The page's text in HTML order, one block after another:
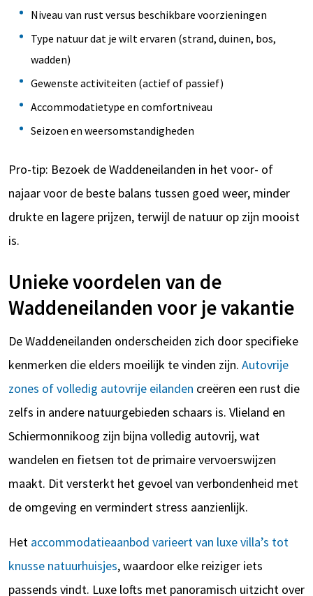
Niveau van rust versus beschikbare voorzieningen
Type natuur dat je wilt ervaren (strand, duinen, bos,
wadden)
Gewenste activiteiten (actief of passief)
Accommodatietype en comfortniveau
Seizoen en weersomstandigheden
Pro-tip: Bezoek de Waddeneilanden in het voor- of
najaar voor de beste balans tussen goed weer, minder
drukte en lagere prijzen, terwijl de natuur op zijn mooist
is.
Unieke voordelen van de
Waddeneilanden voor je vakantie
De Waddeneilanden onderscheiden zich door specifieke
kenmerken die elders moeilijk te vinden zijn. Autovrije
zones of volledig autovrije eilanden creëren een rust die
zelfs in andere natuurgebieden schaars is. Vlieland en
Schiermonnikoog zijn bijna volledig autovrij, wat
wandelen en fietsen tot de primaire vervoerswijzen
maakt. Dit versterkt het gevoel van verbondenheid met
de omgeving en vermindert stress aanzienlijk.
Het accommodatieaanbod varieert van luxe villa’s tot
knusse natuurhuisjes, waardoor elke reiziger iets
passends vindt. Luxe lofts met panoramisch uitzicht over